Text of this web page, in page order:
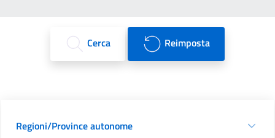
Cerca Reimposta
Regioni/Province autonome